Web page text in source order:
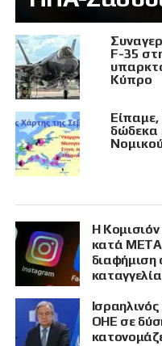
F-35
Κύπρο
δώδεκα
Η Κομισιόν
κατά
διαφήμιση
ΟΗΕ σε